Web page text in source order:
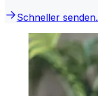
Schneller senden.